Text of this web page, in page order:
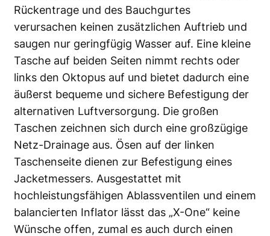
Rückentrage und des Bauchgurtes
verursachen keinen zusätzlichen Auftrieb und
saugen nur geringfügig Wasser auf. Eine kleine
Tasche auf beiden Seiten nimmt rechts oder
links den Oktopus auf und bietet dadurch eine
äußerst bequeme und sichere Befestigung der
alternativen Luftversorgung. Die großen
Taschen zeichnen sich durch eine großzügige
Netz-Drainage aus. Ösen auf der linken
Taschenseite dienen zur Befestigung eines
Jacketmessers. Ausgestattet mit
hochleistungsfähigen Ablassventilen und einem
balancierten Inflator lässt das „X-One“ keine
Wünsche offen, zumal es auch durch einen